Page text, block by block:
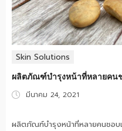
Skin Solutions
ผลิตภัณฑ์บำรุงหน้าที่หลายคน
Posted
มีนาคม 24, 2021
ผลิตภัณฑ์บำรุงหน้าที่หลายคนชอบ